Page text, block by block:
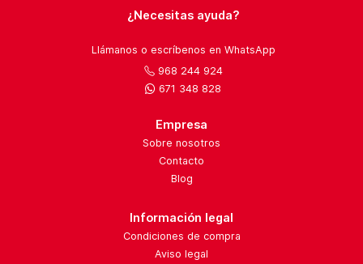
¿Necesitas ayuda?
Llámanos o escríbenos en WhatsApp
968 244 924
671 348 828
Empresa
Sobre nosotros
Contacto
Blog
Información legal
Condiciones de compra
Aviso legal